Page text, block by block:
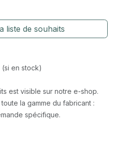
liste de souhaits
en stock)
est visible sur notre e-shop.
la gamme du fabricant :
spécifique.